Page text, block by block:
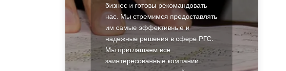
бизнес и готовы рекомандовать
нас. Мы стремимся предоставлять
им самые эффективные и
надежные решения в сфере РГС.
Мы приглашаем все
заинтересованные компании